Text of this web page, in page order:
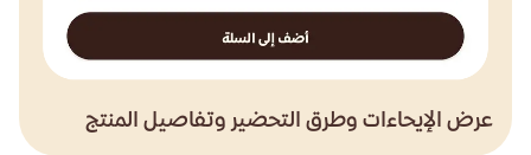
عرض الإيحاءات وطرق التحضير وتفاصيل المنتج